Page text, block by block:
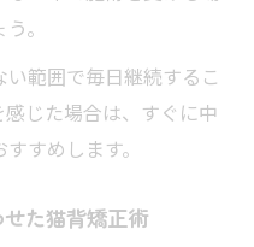
。
範囲で毎日継続するこ
じた場合は、すぐに中
すめします。
た猫背矯正術